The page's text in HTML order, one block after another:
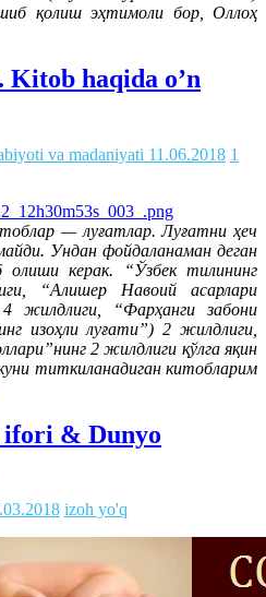
қолиш эҳтимоли бор, Оллоҳ
haqida o’n
va madaniyati 11.06.2018 1
— луғатлар. Луғатни ҳеч
Ундан фойдаланаман деган
керак. “Ўзбек тилининг
“Алишер Навоий асарлари
жилдлиги, “Фарҳанги забони
изоҳли луғати”) 2 жилдлиги,
2 жилдлиги қўлга яқин
титкиланадиган китобларим
ifori & Dunyo
izoh yo'q